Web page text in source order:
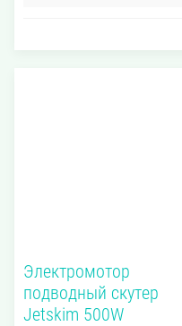
Электромотор
подводный скутер
Jetskim 500W